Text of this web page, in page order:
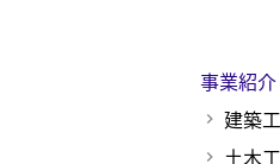
事業紹介
建築
土木